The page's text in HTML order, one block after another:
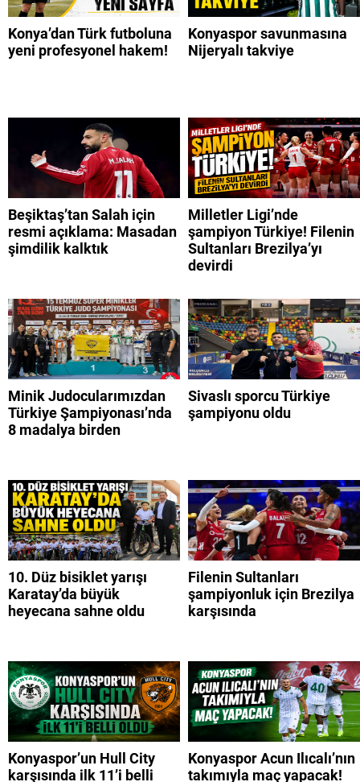
Konya’dan Türk futboluna
yeni profesyonel hakem!
Konyaspor savunmasına
Nijeryalı takviye
Beşiktaş’tan Salah için
resmi açıklama: Masadan
şimdilik kalktık
Milletler Ligi’nde
şampiyon Türkiye! Filenin
Sultanları Brezilya’yı
devirdi
Minik Judocularımızdan
Türkiye Şampiyonası’nda
8 madalya birden
Sivaslı sporcu Türkiye
şampiyonu oldu
10. Düz bisiklet yarışı
Karatay’da büyük
heyecana sahne oldu
Filenin Sultanları
şampiyonluk için Brezilya
karşısında
Konyaspor’un Hull City
karşısında ilk 11’i belli
Konyaspor Acun Ilıcalı’nın
takımıyla maç yapacak!